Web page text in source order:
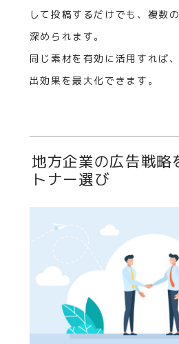
して投稿するだけでも、複数
深められます。
同じ素材を有効に活用すれば
出効果を最大化できます。
地方企業の広告戦略
トナー選び